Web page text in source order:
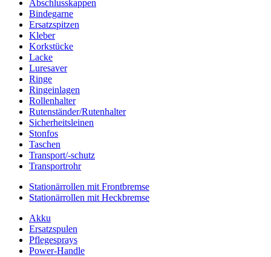
Abschlusskappen
Bindegarne
Ersatzspitzen
Kleber
Korkstücke
Lacke
Luresaver
Ringe
Ringeinlagen
Rollenhalter
Rutenständer/Rutenhalter
Sicherheitsleinen
Stonfos
Taschen
Transport/-schutz
Transportrohr
Stationärrollen mit Frontbremse
Stationärrollen mit Heckbremse
Akku
Ersatzspulen
Pflegesprays
Power-Handle